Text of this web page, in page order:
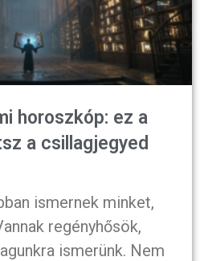
horoszkóp: ez a
a csillagjegyed
ismernek minket,
regényhősök,
ismerünk. Nem